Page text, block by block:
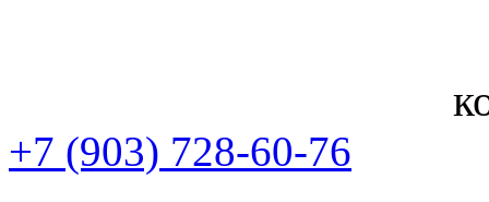
+7 (903) 728-60-76